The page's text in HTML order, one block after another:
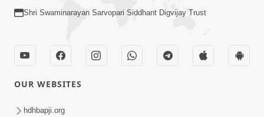
Shri Swaminarayan Sarvopari Siddhant Digvijay Trust
OUR WEBSITES
hdhbapji.org